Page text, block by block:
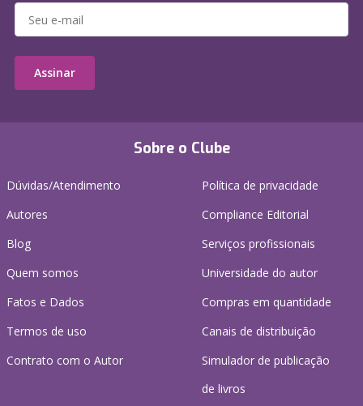
Sobre o Clube
Dúvidas/Atendimento
Autores
Blog
Quem somos
Fatos e Dados
Termos de uso
Contrato com o Autor
Política de privacidade
Compliance Editorial
Serviços profissionais
Universidade do autor
Compras em quantidade
Canais de distribuição
Simulador de publicação
de livros
Assinar